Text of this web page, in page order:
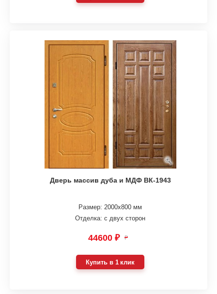
Дверь массив дуба и МДФ ВК-1943
Размер: 2000х800 мм
Отделка: с двух сторон
44600 ₽ ₽
Купить в 1 клик